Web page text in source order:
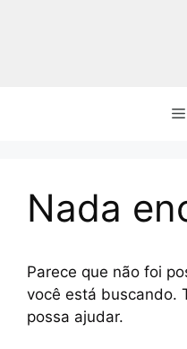
Nada
Parece que não foi
você está buscando.
possa ajudar.